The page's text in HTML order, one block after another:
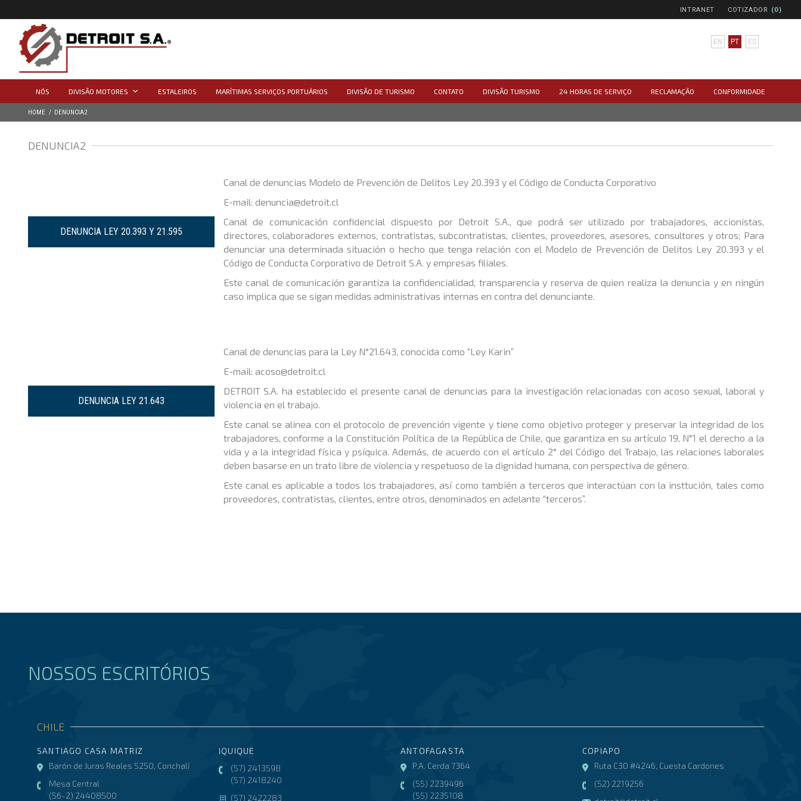
INTRANET COTIZADOR (0)
EN PT ES
NÓS DIVISÃO MOTORES ESTALEIROS MARÍTIMAS SERVIÇOS PORTUÁRIOS DIVISÃO DE TURISMO CONTATO DIVISÃO TURISMO 24 HORAS DE SERVIÇO RECLAMAÇÃO CONFORMIDADE
HOME DENUNCIA2
DENUNCIA2
DENUNCIA LEY 20.393 Y 21.595
Canal de denuncias Modelo de Prevención de Delitos Ley 20.393 y el Código de Conducta Corporativo
E-mail: denuncia@detroit.cl
Canal de comunicación confidencial dispuesto por Detroit S.A., que podrá ser utilizado por trabajadores, accionistas,
directores, colaboradores externos, contratistas, subcontratistas, clientes, proveedores, asesores, consultores y otros; Para
denunciar una determinada situación o hecho que tenga relación con el Modelo de Prevención de Delitos Ley 20.393 y el
Código de Conducta Corporativo de Detroit S.A. y empresas filiales.
Este canal de comunicación garantiza la confidencialidad, transparencia y reserva de quien realiza la denuncia y en ningún
caso implica que se sigan medidas administrativas internas en contra del denunciante.
DENUNCIA LEY 21.643
Canal de denuncias para la Ley N°21.643, conocida como “Ley Karin”
E-mail: acoso@detroit.cl
DETROIT S.A. ha establecido el presente canal de denuncias para la investigación relacionadas con acoso sexual, laboral y
violencia en el trabajo.
Este canal se alinea con el protocolo de prevención vigente y tiene como objetivo proteger y preservar la integridad de los
trabajadores, conforme a la Constitución Política de la República de Chile, que garantiza en su artículo 19, N°1 el derecho a la
vida y a la integridad física y psíquica. Además, de acuerdo con el artículo 2° del Código del Trabajo, las relaciones laborales
deben basarse en un trato libre de violencia y respetuoso de la dignidad humana, con perspectiva de género.
Este canal es aplicable a todos los trabajadores, así como también a terceros que interactúan con la insttución, tales como
proveedores, contratistas, clientes, entre otros, denominados en adelante “terceros”.
NOSSOS ESCRITÓRIOS
CHILE
SANTIAGO CASA MATRIZ
Barón de Juras Reales 5250, Conchalí
Mesa Central
(56-2) 24408500
IQUIQUE
(57) 2413598
(57) 2418240
(57) 2422283
ANTOFAGASTA
P.A. Cerda 7364
(55) 2239496
(55) 2235108
COPIAPO
Ruta C30 #4246, Cuesta Cardones
(52) 2219256